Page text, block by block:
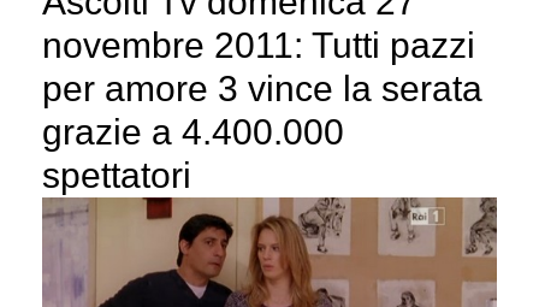
novembre 2011: Tutti pazzi
per amore 3 vince la serata
grazie a 4.400.000
spettatori